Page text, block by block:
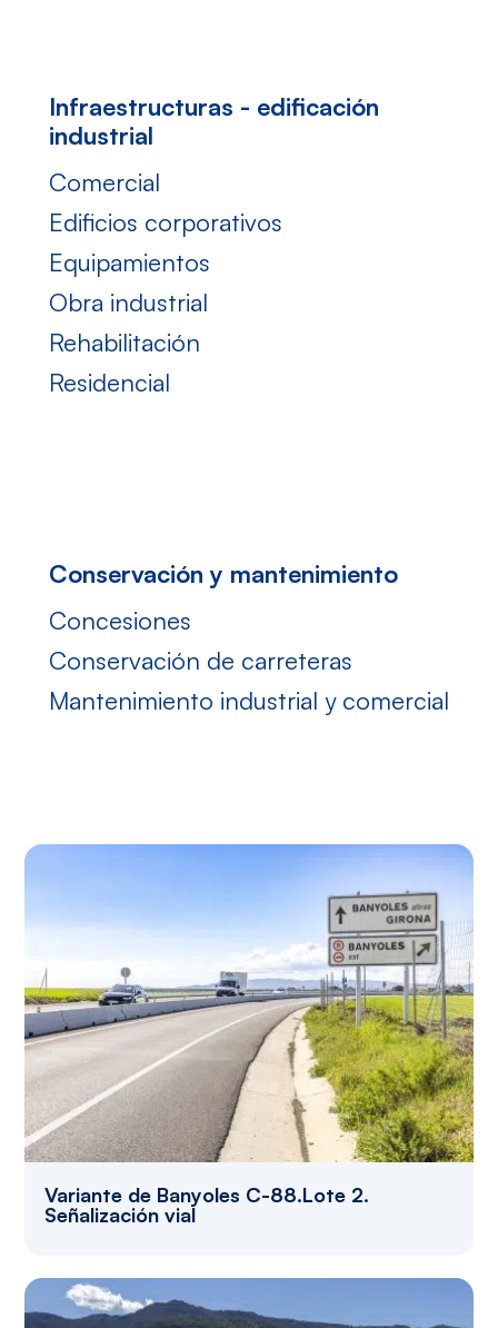
infraestructuras - edificación
industrial
comercial
edificios corporativos
equipamientos
obra industrial
rehabilitación
residencial
conservación y mantenimiento
concesiones
conservación de carreteras
mantenimiento industrial y comercial
Variante de Banyoles C-88.Lote 2.
Señalización vial